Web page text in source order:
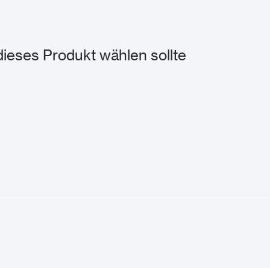
Produkt wählen sollte